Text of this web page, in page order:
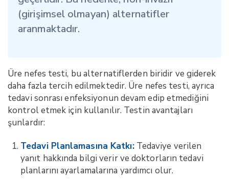
(girişimsel olmayan) alternatifler
aranmaktadır.
Üre nefes testi, bu alternatiflerden biridir ve giderek
daha fazla tercih edilmektedir. Üre nefes testi, ayrıca
tedavi sonrası enfeksiyonun devam edip etmediğini
kontrol etmek için kullanılır. Testin avantajları
şunlardır:
Tedavi Planlamasına Katkı:Tedaviye verilen
yanıt hakkında bilgi verir ve doktorların tedavi
planlarını ayarlamalarına yardımcı olur.